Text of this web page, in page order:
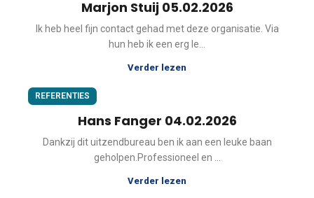
Marjon Stuij 05.02.2026
Ik heb heel fijn contact gehad met deze organisatie. Via
hun heb ik een erg le...
Verder lezen
REFERENTIES
Hans Fanger 04.02.2026
Dankzij dit uitzendbureau ben ik aan een leuke baan
geholpen.Professioneel en ...
Verder lezen